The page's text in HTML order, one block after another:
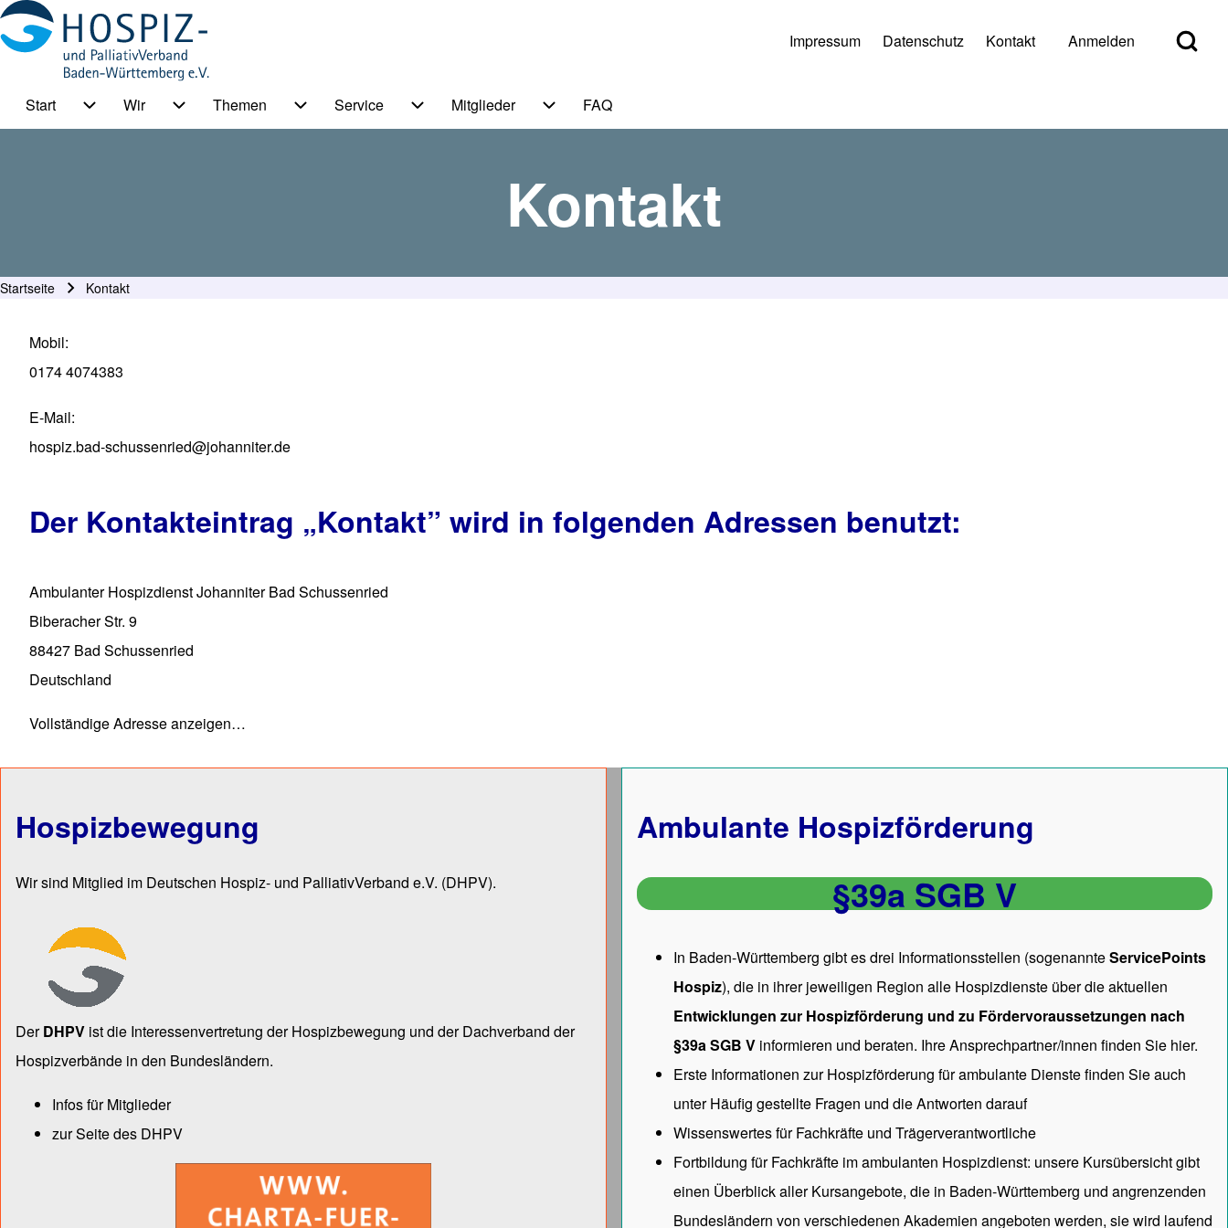
Open Search
User account menu
Impressum Datenschutz Kontakt Anmelden
HPV BW Hauptmenu
Start Wir Themen
Unternavigation von Themen
Service
Unternavigation von Service
Mitglieder FAQ
Kontakt
Startseite Kontakt
Mobil
0174 4074383
E-Mail
hospiz.bad-schussenried@johanniter.de
Der Kontakteintrag „Kontakt” wird in folgenden Adressen benutzt:
Ambulanter Hospizdienst Johanniter Bad Schussenried
Biberacher Str. 9
88427 Bad Schussenried
Deutschland
Vollständige Adresse anzeigen…
Hospizbewegung
Wir sind Mitglied im Deutschen Hospiz- und PalliativVerband e.V. (DHPV).
DerDHPV ist die Inter­essen­ver­tre­tung der Hospiz­bewegung und der Dach­verband der
Hospiz­verbände in den Bun­des­län­dern.
Infos für Mitglieder
zur Seite des DHPV
Ambulante Hospizförderung
§39a SGB V
In Baden-Württemberg gibt es drei Informationsstellen (sogenannteServicePoints
Hospiz), die in ihrer jeweiligen Region alle Hospizdienste über die aktuellen
Entwicklungen zur Hospizförderung und zu Fördervoraussetzungen nach
§39a SGB V informieren und beraten. Ihre Ansprechpartner/innen finden Sie hier.
Erste Informationen zur Hospizförderung für ambulante Dienste finden Sie auch
unterHäufig gestellte Fragen und die Antworten darauf
Wissenswertes für Fachkräfte und Trägerverantwortliche
Fortbildung für Fachkräfte im ambulanten Hospizdienst: unsere Kursübersichtgibt
einen Überblick aller Kursangebote, die in Baden-Württemberg und angrenzenden
Bundesländern von verschiedenen Akademien angeboten werden, sie wird laufend